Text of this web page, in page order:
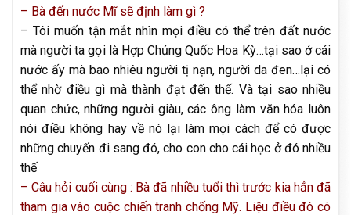
– Bà đến nước Mĩ sẽ định làm gì ?
– Tôi muốn tận mắt nhìn mọi điều có thể trên đất nước
mà người ta gọi là Hợp Chủng Quốc Hoa Kỳ…tại sao ở cái
nước ấy mà bao nhiêu người tị nạn, người da đen…lại có
thể nhờ điều gì mà thành đạt đến thế. Và tại sao nhiều
quan chức, những người giàu, các ông làm văn hóa luôn
nói điều không hay về nó lại làm mọi cách để có được
những chuyến đi sang đó, cho con cho cái học ở đó nhiều
thế
– Câu hỏi cuối cùng : Bà đã nhiều tuổi thì trước kia hẳn đã
tham gia vào cuộc chiến tranh chống Mỹ. Liệu điều đó có